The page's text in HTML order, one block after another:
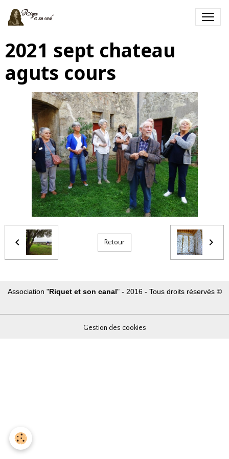
2021 sept chateau
aguts cours
Retour
Association "Riquet et son canal" - 2016 - Tous droits réservés ©
Gestion des cookies